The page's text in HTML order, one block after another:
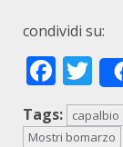
condividi su:
Tags: capalbio
Mostri bomarzo